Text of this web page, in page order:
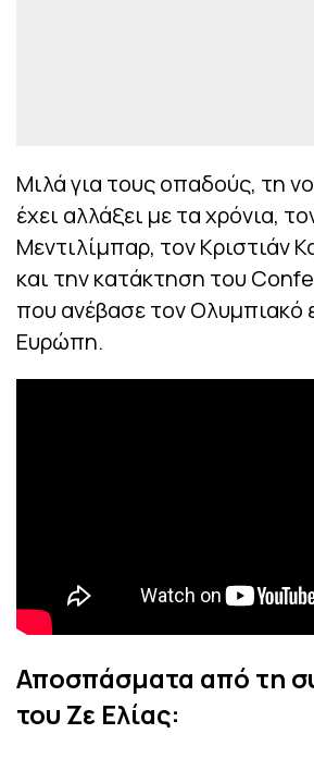
Μιλά για τους οπαδούς, τη
έχει αλλάξει με τα χρόνια,
Μεντιλίμπαρ, τον Κριστιάν
και την κατάκτηση του
που ανέβασε τον Ολυμπιακό
Ευρώπη.
Αποσπάσματα από τη
του Ζε Ελίας: